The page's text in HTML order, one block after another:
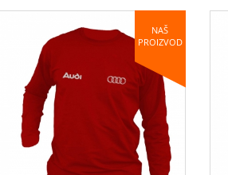
NAŠ
PROIZVOD